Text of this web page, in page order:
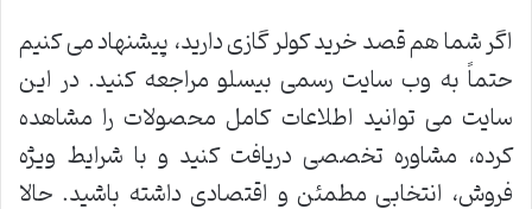
اگر شما هم قصد خرید کولر گازی دارید، پیشنهاد می کنیم
حتماً به وب سایت رسمی بیسلو مراجعه کنید. در این
سایت می توانید اطلاعات کامل محصولات را مشاهده
کرده، مشاوره تخصصی دریافت کنید و با شرایط ویژه
فروش، انتخابی مطمئن و اقتصادی داشته باشید. حالا